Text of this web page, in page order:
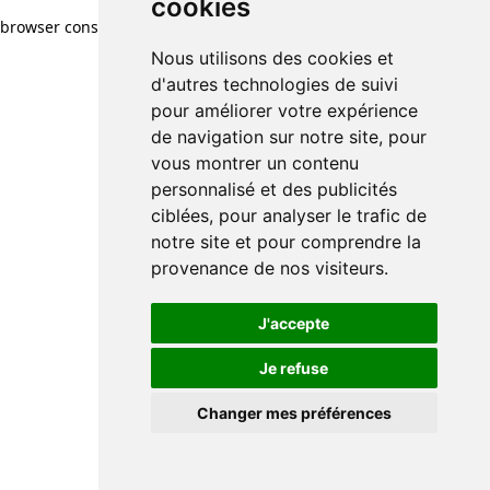
cookies
Nous utilisons des cookies et
d'autres technologies de suivi
pour améliorer votre expérience
de navigation sur notre site, pour
vous montrer un contenu
personnalisé et des publicités
ciblées, pour analyser le trafic de
notre site et pour comprendre la
provenance de nos visiteurs.
J'accepte
Je refuse
Changer mes préférences
browser console for more information)